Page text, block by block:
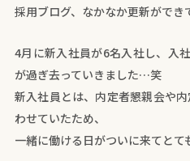
採用ブログ、なかなか更新ができ
4月に新入社員が6名入社し、入
が過ぎ去っていきました…笑
新入社員とは、内定者懇親会や
わせていたため、
一緒に働ける日がついに来てとて